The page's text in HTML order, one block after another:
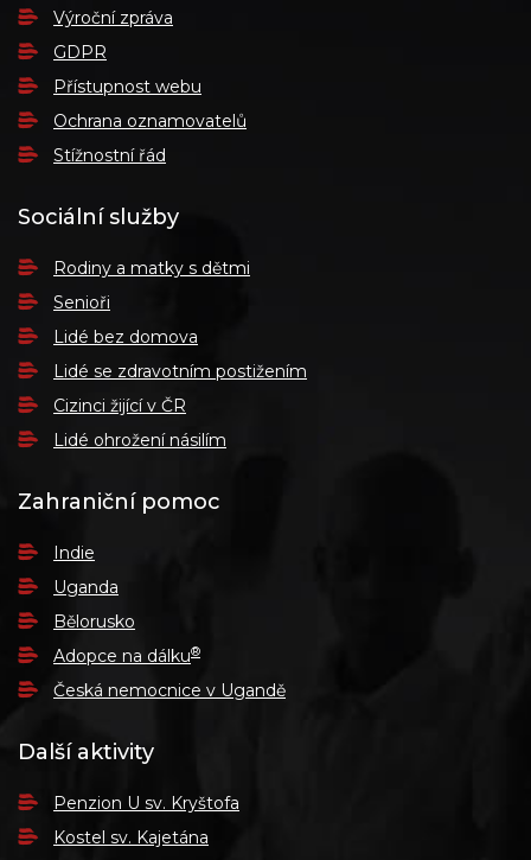
Výroční zpráva
GDPR
Přístupnost webu
Ochrana oznamovatelů
Stížnostní řád
Sociální služby
Rodiny a matky s dětmi
Senioři
Lidé bez domova
Lidé se zdravotním postižením
Cizinci žijící v ČR
Lidé ohrožení násilím
Zahraniční pomoc
Indie
Uganda
Bělorusko
Adopce na dálku®
Česká nemocnice v Ugandě
Další aktivity
Penzion U sv. Kryštofa
Kostel sv. Kajetána